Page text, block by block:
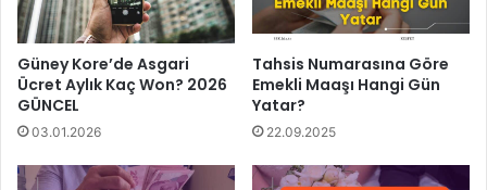
Güney Kore’de Asgari
Ücret Aylık Kaç Won? 2026
GÜNCEL
03.01.2026
Tahsis Numarasına Göre
Emekli Maaşı Hangi Gün
Yatar?
22.09.2025